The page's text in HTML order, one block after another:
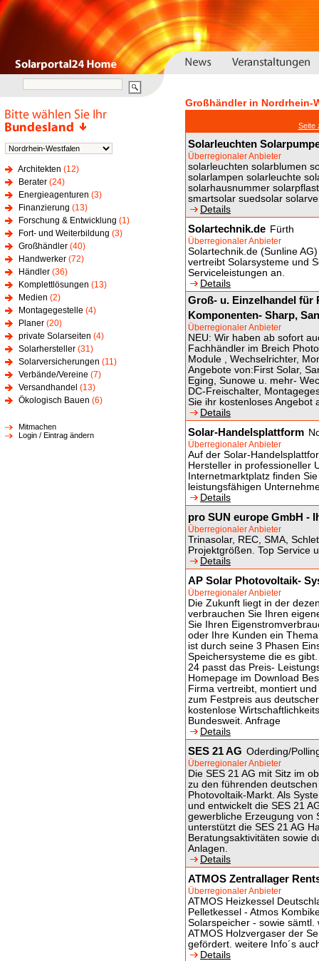
Architekten (12)
Berater (24)
Energieagenturen (3)
Finanzierung (13)
Forschung & Entwicklung (1)
Fort- und Weiterbildung (3)
Großhändler (40)
Handwerker (72)
Händler (36)
Komplettlösungen (13)
Medien (2)
Montagegestelle (4)
Planer (20)
private Solarseiten (4)
Solarhersteller (31)
Solarversicherungen (11)
Verbände/Vereine (7)
Versandhandel (13)
Ökologisch Bauen (6)
Mitmachen
Login / Eintrag ändern
Großhändler in Nordrhein-
Seite
Solarleuchten
Überregionaler Anbieter
solarleuchten solarblumen
solarlampen solarleuchte
solarhausnummer
smartsolar suedsolar
Details
Solartechnik.de Fürth
Überregionaler Anbieter
Solartechnik.de (Sunline
vertreibt Solarsysteme und
Serviceleistungen an.
Details
Groß- u. Einzelhandel für
Komponenten- Sharp,
Überregionaler Anbieter
NEU: Wir haben ab sofort
Fachhändler im Breich
Module , Wechselrichter,
Angebote von:First Solar,
Eging, Sunowe u. mehr-
DC-Freischalter,
Sie ihr kostenloses Angebot
Details
Solar-Handelsplattform
Überregionaler Anbieter
Auf der Solar-
Hersteller in professioneller
Internetmarktplatz finden
leistungsfähigen
Details
pro SUN europe GmbH -
Überregionaler Anbieter
Trinasolar, REC, SMA,
Projektgrößen. Top Service
Details
AP Solar Photovoltaik-
Überregionaler Anbieter
Die Zukunft liegt in der
verbrauchen Sie Ihren
Sie Ihren
oder Ihre Kunden ein
ist durch seine 3 Phasen
Speichersysteme die es
24 passt das Preis-
Homepage im Download
Firma vertreibt, montiert
zum Festpreis aus
kostenlose
Bundesweit. Anfrage
Details
SES 21 AG Oderding/
Überregionaler Anbieter
Die SES 21 AG mit Sitz im
zu den führenden
Photovoltaik-Markt. Als
und entwickelt die SES 21
gewerbliche Erzeugung von
unterstützt die SES 21 AG
Beratungsaktivitäten sowie
Anlagen.
Details
ATMOS Zentrallager
Überregionaler Anbieter
ATMOS Heizkessel
Pelletkessel - Atmos
Solarspeicher - sowie
ATMOS Holzvergaser der
gefördert. weitere Info´s
Details